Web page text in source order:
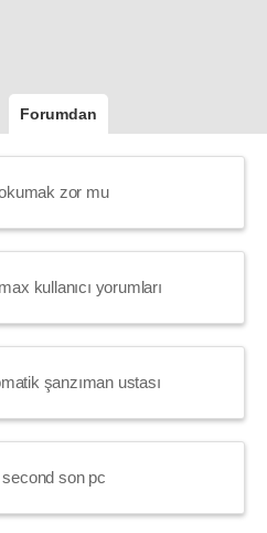
Forumdan
zor mu
kullanıcı yorumları
şanzıman ustası
son pc